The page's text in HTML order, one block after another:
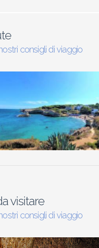
consigli di viaggio
visitare
consigli di viaggio